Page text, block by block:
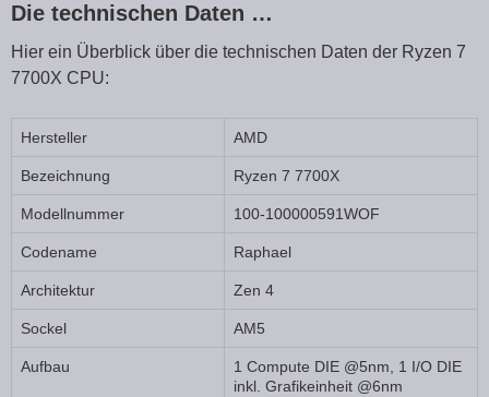
Die technischen Daten …
Hier ein Überblick über die technischen Daten der Ryzen 7
7700X CPU:
Hersteller AMD
Bezeichnung Ryzen 7 7700X
Modellnummer 100-100000591WOF
Codename Raphael
Architektur Zen 4
Sockel AM5
Aufbau
1 Compute DIE @5nm, 1 I/O DIE
inkl. Grafikeinheit @6nm